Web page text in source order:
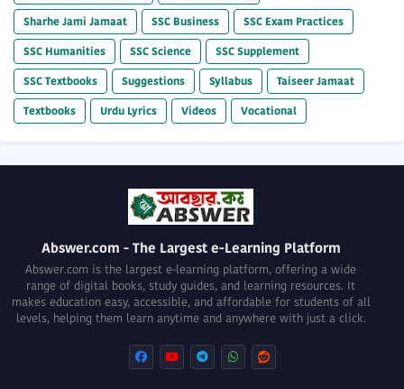
Sharhe Jami Jamaat
SSC Business
SSC Exam Practices
SSC Humanities
SSC Science
SSC Supplement
SSC Textbooks
Suggestions Syllabus
Taiseer Jamaat
Textbooks
Urdu Lyrics Videos Vocational
Abswer.com - The Largest e-Learning Platform
Abswer.com is the largest e-learning platform, offering a wide
range of digital books, study guides, and learning resources. It
makes education easy, accessible, and affordable for students of all
levels, helping them learn anytime and anywhere with just a click.